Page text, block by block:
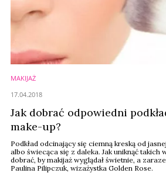
MAKIJAŻ
Jak dobrać odpowiedni
make-up?
Podkład odcinający się ciemną kreską od
albo świecąca się z daleka. Jak uniknąć takich
dobrać, by makijaż wyglądał świetnie, a
Paulina Pilipczuk, wizażystka Golden Rose.
17.04.2018